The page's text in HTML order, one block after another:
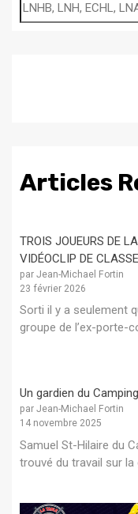
Articles
TROIS JOUEURS DE
VIDÉOCLIP DE
par Jean-Michael Fortin
23 février 2026
Sorti il y a seulement
groupe de l’ex-porte-
Un gardien du
par Jean-Michael Fortin
14 novembre 2025
Samuel St-Hilaire du
trouvé du travail sur la